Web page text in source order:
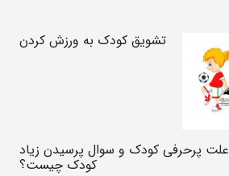
تشویق کودک به ورزش کردن
علت پرحرفی کودک و سوال پرسیدن زیاد
کودک چیست؟